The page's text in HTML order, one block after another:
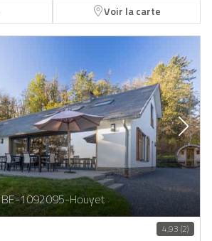
Voir la carte
BE-1092095-Houyet
4,93 (2)